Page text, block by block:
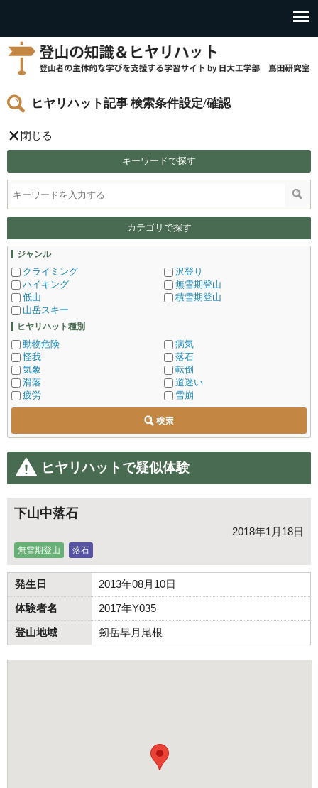
ヒヤリハット記事 検索条件設定/確認
閉じる
キーワードで探す
カテゴリで探す
ジャンル
クライミング
ハイキング
低山
山岳スキー
沢登り
無雪期登山
積雪期登山
ヒヤリハット種別
動物危険
怪我
気象
滑落
疲労
病気
落石
転倒
道迷い
雪崩
ヒヤリハットで疑似体験
下山中落石
2018年1月18日
無雪期登山 落石
発生日
2013年08月10日
体験者名
2017年Y035
登山地域
剱岳早月尾根